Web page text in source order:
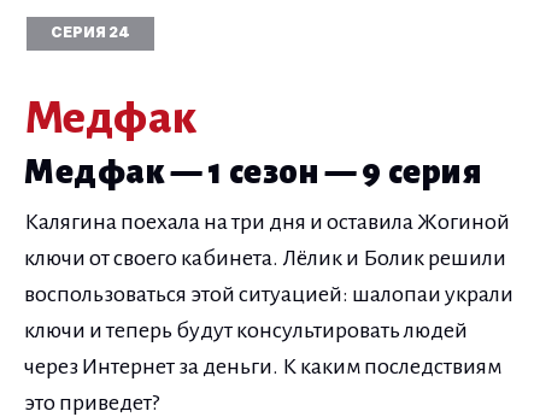
СЕРИЯ 24
Медфак
Медфак — 1 сезон — 9 серия
Калягина поехала на три дня и оставила Жогиной
ключи от своего кабинета. Лёлик и Болик решили
воспользоваться этой ситуацией: шалопаи украли
ключи и теперь будут консультировать людей
через Интернет за деньги. К каким последствиям
это приведет?